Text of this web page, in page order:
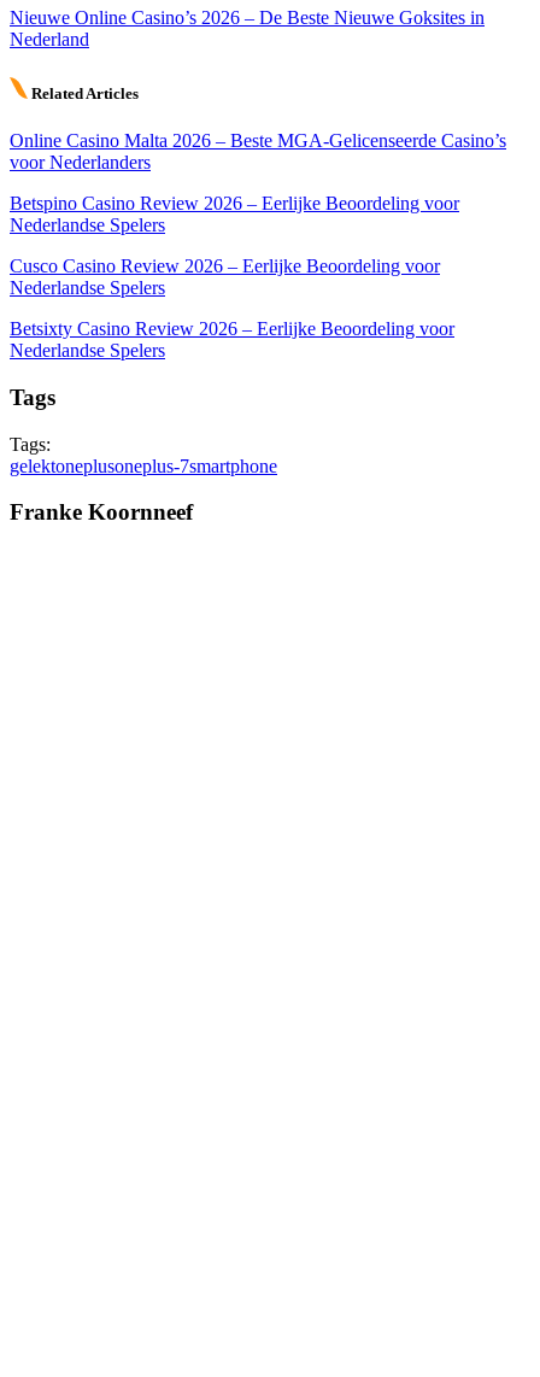
Nieuwe Online Casino’s 2026 – De Beste Nieuwe Goksites in
Nederland
Related Articles
Online Casino Malta 2026 – Beste MGA-Gelicenseerde Casino’s
voor Nederlanders
Betspino Casino Review 2026 – Eerlijke Beoordeling voor
Nederlandse Spelers
Cusco Casino Review 2026 – Eerlijke Beoordeling voor
Nederlandse Spelers
Betsixty Casino Review 2026 – Eerlijke Beoordeling voor
Nederlandse Spelers
Tags
Tags:
gelektoneplusoneplus-7smartphone
Franke Koornneef